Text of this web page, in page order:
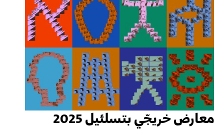
معارض خريجّي بتسلئيل 2025